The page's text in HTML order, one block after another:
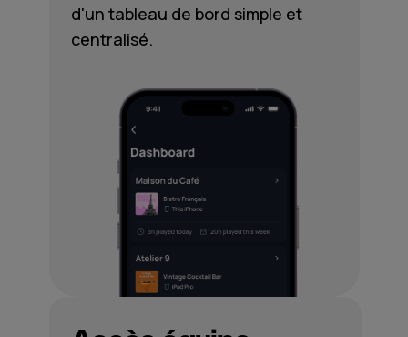
d'un tableau de bord simple et
centralisé.